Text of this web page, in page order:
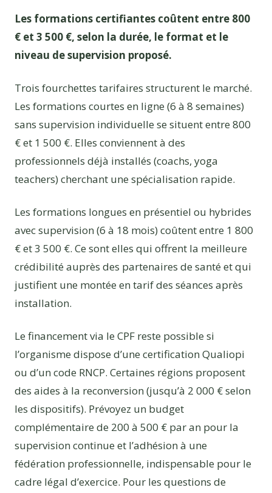
Les formations certifiantes coûtent entre 800
€ et 3 500 €, selon la durée, le format et le
niveau de supervision proposé.
Trois fourchettes tarifaires structurent le marché.
Les formations courtes en ligne (6 à 8 semaines)
sans supervision individuelle se situent entre 800
€ et 1 500 €. Elles conviennent à des
professionnels déjà installés (coachs, yoga
teachers) cherchant une spécialisation rapide.
Les formations longues en présentiel ou hybrides
avec supervision (6 à 18 mois) coûtent entre 1 800
€ et 3 500 €. Ce sont elles qui offrent la meilleure
crédibilité auprès des partenaires de santé et qui
justifient une montée en tarif des séances après
installation.
Le financement via le CPF reste possible si
l’organisme dispose d’une certification Qualiopi
ou d’un code RNCP. Certaines régions proposent
des aides à la reconversion (jusqu’à 2 000 € selon
les dispositifs). Prévoyez un budget
complémentaire de 200 à 500 € par an pour la
supervision continue et l’adhésion à une
fédération professionnelle, indispensable pour le
cadre légal d’exercice. Pour les questions de